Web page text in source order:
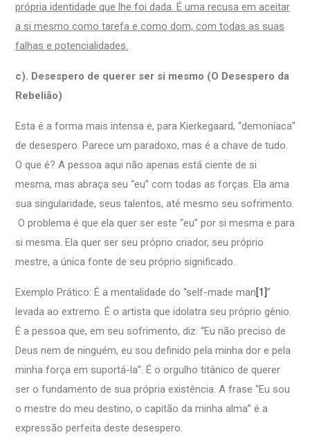
própria identidade que lhe foi dada. É uma recusa em aceitar
a si mesmo como tarefa e como dom, com todas as suas
falhas e potencialidades.
c). Desespero de querer ser si mesmo (O Desespero da
Rebelião)
Esta é a forma mais intensa e, para Kierkegaard, “demoníaca”
de desespero. Parece um paradoxo, mas é a chave de tudo.
O que é? A pessoa aqui não apenas está ciente de si
mesma, mas abraça seu “eu” com todas as forças. Ela ama
sua singularidade, seus talentos, até mesmo seu sofrimento.
O problema é que ela quer ser este “eu” por si mesma e para
si mesma. Ela quer ser seu próprio criador, seu próprio
mestre, a única fonte de seu próprio significado.
Exemplo Prático: É a mentalidade do “self-made man[1]”
levada ao extremo. É o artista que idolatra seu próprio gênio.
É a pessoa que, em seu sofrimento, diz: “Eu não preciso de
Deus nem de ninguém, eu sou definido pela minha dor e pela
minha força em suportá-la”. É o orgulho titânico de querer
ser o fundamento de sua própria existência. A frase “Eu sou
o mestre do meu destino, o capitão da minha alma” é a
expressão perfeita deste desespero.